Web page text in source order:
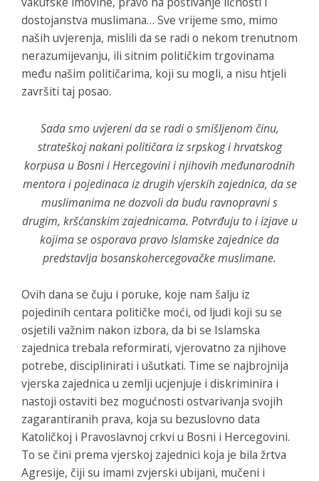
dostojanstva muslimana… Sve vrijeme smo, mimo
naših uvjerenja, mislili da se radi o nekom trenutnom
nerazumijevanju, ili sitnim političkim trgovinama
među našim političarima, koji su mogli, a nisu htjeli
završiti taj posao.
Sada smo uvjereni da se radi o smišljenom činu,
strateškoj nakani političara iz srpskog i hrvatskog
korpusa u Bosni i Hercegovini i njihovih međunarodnih
mentora i pojedinaca iz drugih vjerskih zajednica, da se
muslimanima ne dozvoli da budu ravnopravni s
drugim, kršćanskim zajednicama. Potvrđuju to i izjave u
kojima se osporava pravo Islamske zajednice da
predstavlja bosanskohercegovačke muslimane.
Ovih dana se čuju i poruke, koje nam šalju iz
pojedinih centara političke moći, od ljudi koji su se
osjetili važnim nakon izbora, da bi se Islamska
zajednica trebala reformirati, vjerovatno za njihove
potrebe, disciplinirati i ušutkati. Time se najbrojnija
vjerska zajednica u zemlji ucjenjuje i diskriminira i
nastoji ostaviti bez mogućnosti ostvarivanja svojih
zagarantiranih prava, koja su bezuslovno data
Katoličkoj i Pravoslavnoj crkvi u Bosni i Hercegovini.
To se čini prema vjerskoj zajednici koja je bila žrtva
Agresije, čiji su imami zvjerski ubijani, mučeni i